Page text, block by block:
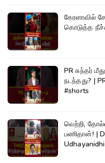
கேரளாவில்
கொடுத்த
PR சுந்தர்
நடந்தது? |
#shorts
வெற்றி,
பணிதான்! |